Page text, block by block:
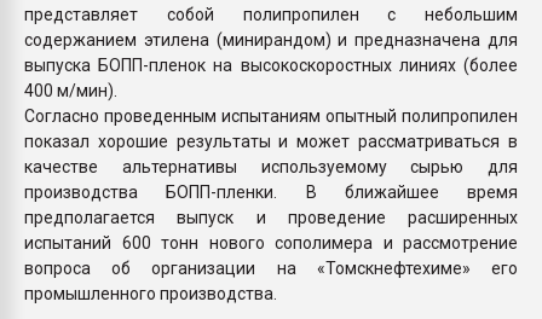
представляет собой полипропилен с небольшим
содержанием этилена (минирандом) и предназначена для
выпуска БОПП-пленок на высокоскоростных линиях (более
400 м/мин).
Согласно проведенным испытаниям опытный полипропилен
показал хорошие результаты и может рассматриваться в
качестве альтернативы используемому сырью для
производства БОПП-пленки. В ближайшее время
предполагается выпуск и проведение расширенных
испытаний 600 тонн нового сополимера и рассмотрение
вопроса об организации на «Томскнефтехиме» его
промышленного производства.